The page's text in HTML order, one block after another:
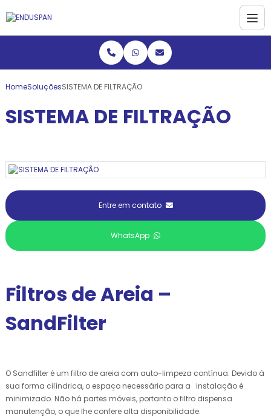
HomeSoluçõesSISTEMA DE FILTRAÇÃO
SISTEMA DE FILTRAÇÃO
Entre em contato
WhatsApp
Filtros de Areia –
SandFilter
O Sandfilter é um filtro de areia com auto-limpeza contínua. Devido à
sua forma cilíndrica, o espaço necessário para a instalação é
minimizado. Não há partes móveis, portanto o filtro dispensa
manutenção, o que lhe confere alta disponibilidade.